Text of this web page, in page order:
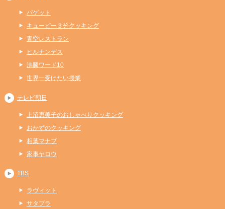
バゲット
キューピー３分クッキング
青空レストラン
ヒルナンデス
沸騰ワード10
世界一受けたい授業
テレビ朝日
上沼恵美子のおしゃべりクッキング
おかずのクッキング
相葉マナブ
家事ヤロウ
TBS
ラヴィット
サタプラ